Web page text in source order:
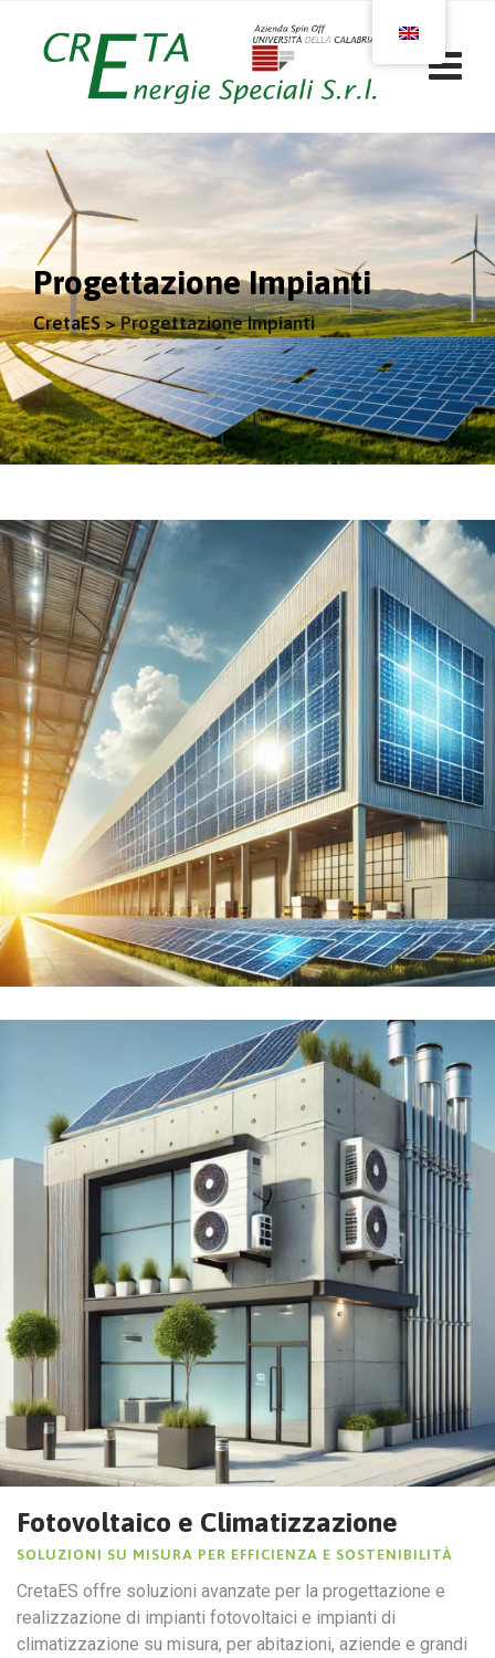
Progettazione Impianti
CretaES>Progettazione Impianti
Fotovoltaico e Climatizzazione
SOLUZIONI SU MISURA PER EFFICIENZA E SOSTENIBILITÀ
CretaES offre soluzioni avanzate per la progettazione e
realizzazione di impianti fotovoltaici e impianti di
climatizzazione su misura, per abitazioni, aziende e grandi